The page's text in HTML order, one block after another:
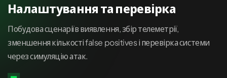
Налаштування та перевірка
Побудова сценаріїв виявлення, збір телеметрії,
зменшення кількості false positives і перевірка системи
через симуляцію атак.